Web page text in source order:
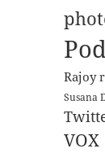
Rajoy
Susana
VOX